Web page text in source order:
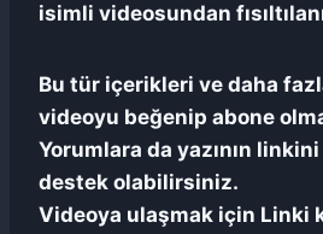
isimli videosundan
Bu tür içerikleri ve daha
videoyu beğenip abone
Yorumlara da yazının
destek olabilirsiniz.
Videoya ulaşmak için Linki